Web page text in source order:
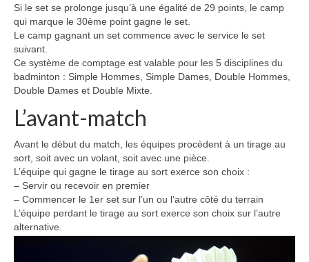
Si le set se prolonge jusqu’à une égalité de 29 points, le camp
qui marque le 30ème point gagne le set.
Le camp gagnant un set commence avec le service le set
suivant.
Ce système de comptage est valable pour les 5 disciplines du
badminton : Simple Hommes, Simple Dames, Double Hommes,
Double Dames et Double Mixte.
L’avant-match
Avant le début du match, les équipes procèdent à un tirage au
sort, soit avec un volant, soit avec une pièce.
L’équipe qui gagne le tirage au sort exerce son choix :
– Servir ou recevoir en premier
– Commencer le 1er set sur l’un ou l’autre côté du terrain
L’équipe perdant le tirage au sort exerce son choix sur l’autre
alternative.